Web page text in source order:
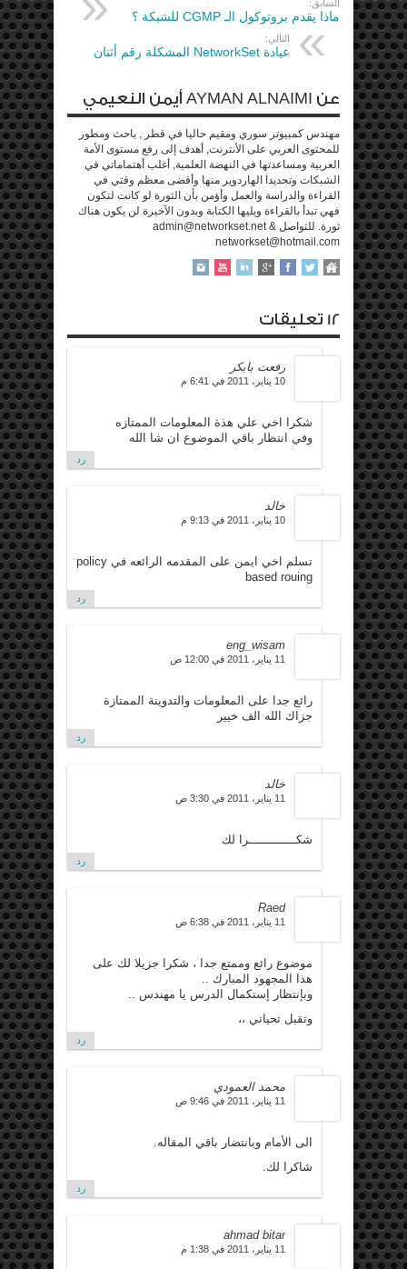
السابق:
ماذا يقدم بروتوكول الـ CGMP للشبكة ؟
التالي:
عيادة NetworkSet المشكلة رقم أثنان
عن AYMAN ALNAIMI أيمن النعيمي
مهندس كمبيوتر سوري ومقيم حاليا في قطر , باحث ومطور
للمحتوى العربي على الأنترنت, أهدف إلى رفع مستوى الأمة
العربية ومساعدتها في النهضة العلمية, أغلب أهتماماتي في
الشبكات وتحديدا الهاردوير منها وأقضى معظم وقتي في
القراءة والدراسة والعمل وأؤمن بأن الثورة لو كانت لتكون
فهي تبدأ بالقراءة ويليها الكتابة وبدون الآخيرة لن يكون هناك
ثورة. للتواصل admin@networkset.net &
networkset@hotmail.com
12 تعليقات
رفعت بابكر
10 يناير، 2011 في 6:41 م
شكرا اخي علي هذة المعلومات الممتازه
وفي انتظار باقي الموضوع ان شا الله
رد
خالد
10 يناير، 2011 في 9:13 م
تسلم اخي ايمن على المقدمه الرائعه في policy
based rouing
رد
eng_wisam
11 يناير، 2011 في 12:00 ص
رائع جدا على المعلومات والتدوينة الممتازة
جزاك الله الف خيير
رد
خالد
11 يناير، 2011 في 3:30 ص
شكـــــــــــــرا لك
رد
Raed
11 يناير، 2011 في 6:38 ص
موضوع رائع وممتع جدا ، شكرا جزيلا لك على
هذا المجهود المبارك ..
وبإنتظار إستكمال الدرس يا مهندس ..
وتقبل تحياتي ،،
رد
محمد العمودي
11 يناير، 2011 في 9:46 ص
الى الأمام وبانتضار باقي المقاله.
شاكرا لك.
رد
ahmad bitar
11 يناير، 2011 في 1:38 م